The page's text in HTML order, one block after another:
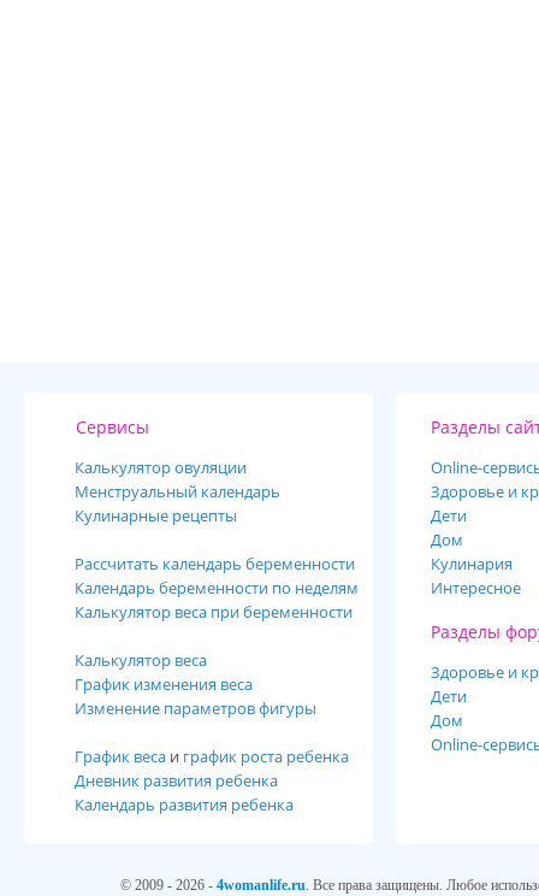
Сервисы
Калькулятор овуляции
Менструальный календарь
Кулинарные рецепты
Рассчитать календарь беременности
Календарь беременности по неделям
Калькулятор веса при беременности
Калькулятор веса
График изменения веса
Изменение параметров фигуры
График веса и график роста ребенка
Дневник развития ребенка
Календарь развития ребенка
Разделы
Online-
Здоровье и
Дети
Дом
Кулинария
Интересное
Разделы
Здоровье и
Дети
Дом
Online-
© 2009 - 2026 -4womanlife.ru. Все права защищены. Любое